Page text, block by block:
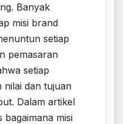
Banyak
misi brand
setiap
pemasaran
setiap
nilai dan tujuan
Dalam artikel
bagaimana misi